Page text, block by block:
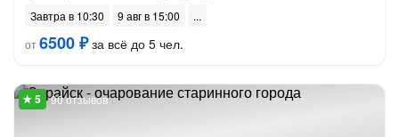
Завтра в 10:30
9 авг в 15:00
от6500 ₽за всё до 5 чел.
90 отзывов